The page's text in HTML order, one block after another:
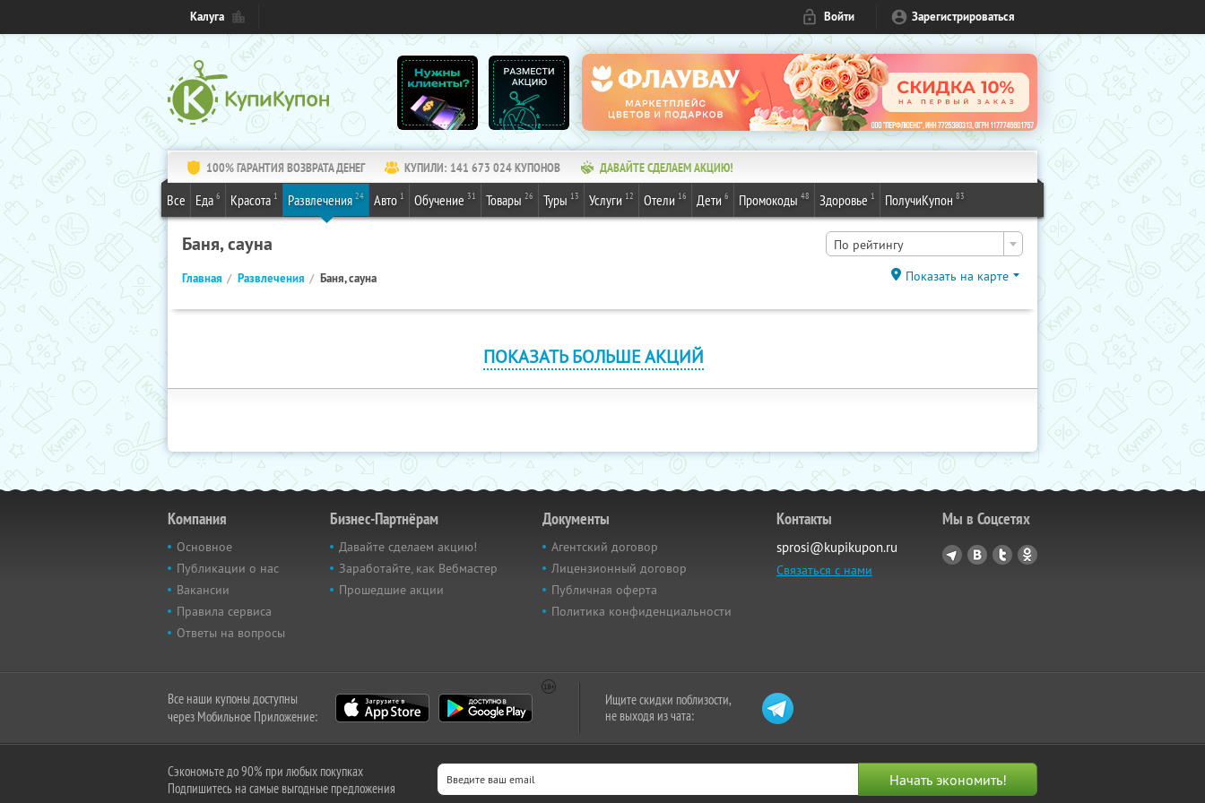
Калуга Войти Зарегистрироваться
100% ГАРАНТИЯ ВОЗВРАТА ДЕНЕГ КУПИЛИ: 141 673 024КУПОНОВ ДАВАЙТЕ СДЕЛАЕМ АКЦИЮ!
Все Еда 6 Красота 1 Развлечения 24 Авто 1 Обучение 31 Товары 26 Туры 13 Услуги 12 Отели 16 Дети 6 Промокоды 48 Здоровье 1 ПолучиКупон 83
Баня, сауна По рейтингу
Главная Развлечения Баня, сауна Показать на карте
ПОКАЗАТЬ БОЛЬШЕ АКЦИЙ
Компания
Основное
Публикации о нас
Вакансии
Правила сервиса
Ответы на вопросы
Бизнес-Партнёрам
Давайте сделаем акцию!
Заработайте, как Вебмастер
Прошедшие акции
Документы
Агентский договор
Лицензионный договор
Публичная оферта
Политика конфиденциальности
Контакты
sprosi@kupikupon.ru
Связаться с нами
Мы в Соцсетях
Все наши купоны доступны
через Мобильное Приложение:
Ищите скидки поблизости,
не выходя из чата:
Сэкономьте до 90% при любых покупках
Подпишитесь на самые выгодные предложения